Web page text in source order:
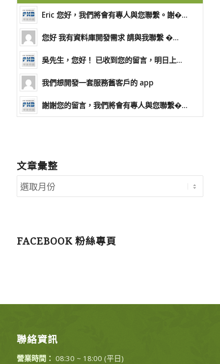
Eric 您好，我們將會有專人與您聯繫。謝�...
您好 我有資料庫開發需求 請與我聯繫 �...
吳先生，您好！ 已收到您的留言，明日上...
我們想開發一套服務舊客戶的 app
謝謝您的留言，我們將會有專人與您聯繫�...
文章彙整
FACEBOOK 粉絲專頁
聯絡資訊
營業時間： 08:30 ~ 18:00 (平日)